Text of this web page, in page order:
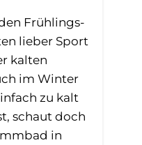
Frühlings-
lieber Sport
kalten
im Winter
zu kalt
schaut doch
in